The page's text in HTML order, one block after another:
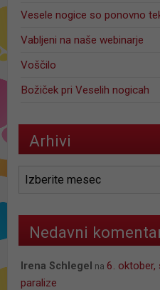
Vesele nogice so ponovno
Vabljeni na naše webinarje
Voščilo
Božiček pri Veselih nogicah
Arhivi
Arhivi
Nedavni
Irena Schlegel na6. oktober,
paralize